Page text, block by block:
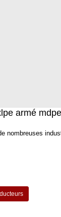
armé
nombreuses